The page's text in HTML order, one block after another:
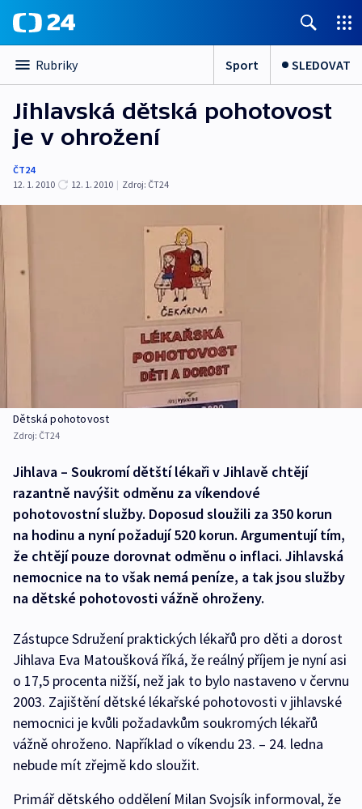
Rubriky Sport SLEDOVAT
Jihlavská dětská pohotovost
je v ohrožení
ČT24
12. 1. 2010
12. 1. 2010 | Zdroj: ČT24
Dětská pohotovost
Zdroj: ČT24
Jihlava – Soukromí dětští lékaři v Jihlavě chtějí
razantně navýšit odměnu za víkendové
pohotovostní služby. Doposud sloužili za 350 korun
na hodinu a nyní požadují 520 korun. Argumentují tím,
že chtějí pouze dorovnat odměnu o inflaci. Jihlavská
nemocnice na to však nemá peníze, a tak jsou služby
na dětské pohotovosti vážně ohroženy.
Zástupce Sdružení praktických lékařů pro děti a dorost
Jihlava Eva Matoušková říká, že reálný příjem je nyní asi
o 17,5 procenta nižší, než jak to bylo nastaveno v červnu
2003. Zajištění dětské lékařské pohotovosti v jihlavské
nemocnici je kvůli požadavkům soukromých lékařů
vážně ohroženo. Například o víkendu 23. – 24. ledna
nebude mít zřejmě kdo sloužit.
Primář dětského oddělení Milan Svojsík informoval, že